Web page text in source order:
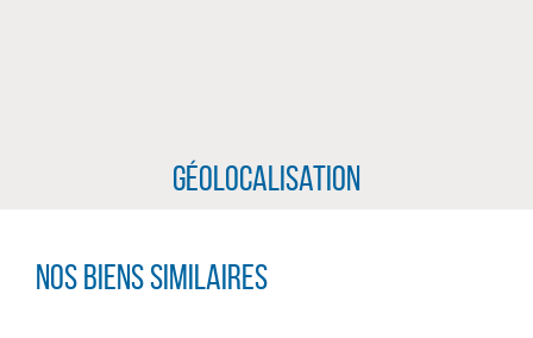
Géolocalisation
Nos biens similaires